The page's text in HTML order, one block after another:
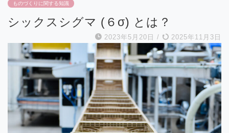
ものづくりに関する知識
シックスシグマ (６σ) とは？
2023年5月20日 / 2025年11月3日